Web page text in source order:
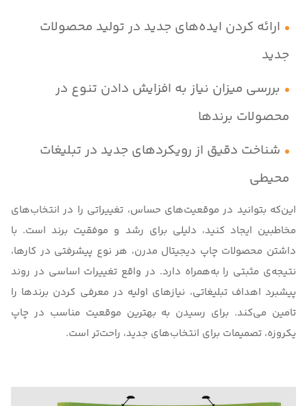
ارائه کردن ایده‌های جدید در تولید محصولات
جدید
بررسی میزان نیاز به افزایش دادن تنوع در
محصولات برندها
شناخت دقیق از رویکردهای جدید در تبلیغات
محیطی
این‌که بتوانید در موقعیت‌های حساس، تغییراتی را در انتخاب‌های
مخاطبین ایجاد کنید، دلیلی برای رشد و موفقیت برند است. با
داشتن محصولات چاپ دیجیتال مدرن، هر نوع پیشرفتی در کارها،
نتیجه‌ی مثبتی را به‌همراه دارد. در واقع تغییرات اساسی در روند
پیشبرد اهداف تبلیغاتی، نیازهای اولیه در معرفی کردن برندها را
تامین می‌کند. برای رسیدن به بهترین موقعیت مناسب در چاپ
یکروزه، تصمیمات برای انتخاب‌های جدید، راحت‌تر است.